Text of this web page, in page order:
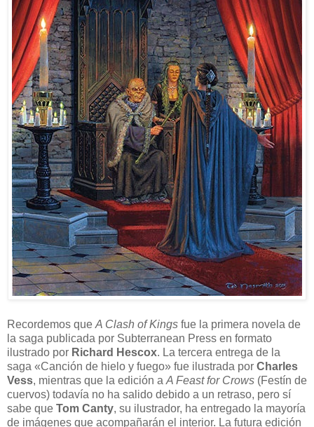
Recordemos que A Clash of Kings fue la primera novela de
la saga publicada por Subterranean Press en formato
ilustrado por Richard Hescox. La tercera entrega de la
saga «Canción de hielo y fuego» fue ilustrada por Charles
Vess, mientras que la edición a A Feast for Crows (Festín de
cuervos) todavía no ha salido debido a un retraso, pero sí
sabe que Tom Canty, su ilustrador, ha entregado la mayoría
de imágenes que acompañarán el interior. La futura edición